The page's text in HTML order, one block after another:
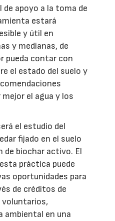
apoyo a la toma de
estará
y útil en
y medianas, de
pueda contar con
el estado del suelo y
el agua y los
el estudio del
fijado en el suelo
de biochar activo. El
práctica puede
oportunidades para
de créditos de
voluntarios,
ambiental en una